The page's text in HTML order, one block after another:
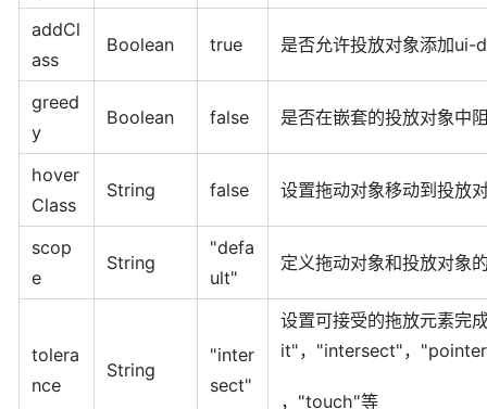
addCl
ass
Boolean true 是否允许投放对象添加ui-
greed
y
Boolean false 是否在嵌套的投放对象中
hover
Class
String false 设置拖动对象移动到投放
scop
e
String
"defa
ult"
定义拖动对象和投放对象
tolera
nce
String
"inter
sect"
设置可接受的拖放元素完
it"，"intersect"，
，"touch"等